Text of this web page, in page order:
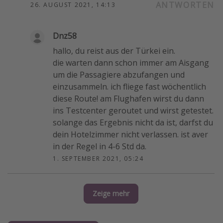
26. AUGUST 2021, 14:13
Dnz58
hallo, du reist aus der Türkei ein.
die warten dann schon immer am Aisgang
um die Passagiere abzufangen und
einzusammeln. ich fliege fast wöchentlich
diese Route! am Flughafen wirst du dann
ins Testcenter geroutet und wirst getestet.
solange das Ergebnis nicht da ist, darfst du
dein Hotelzimmer nicht verlassen. ist aver
in der Regel in 4-6 Std da.
1. SEPTEMBER 2021, 05:24
Zeige mehr